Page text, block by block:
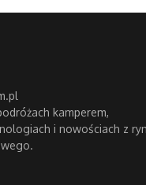
kamperem,
i nowościach z